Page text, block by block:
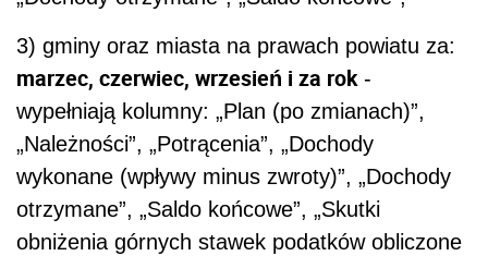
3) gminy oraz miasta na prawach powiatu za:
marzec, czerwiec, wrzesień i za rok-
wypełniają kolumny: „Plan (po zmianach)”,
„Należności”, „Potrącenia”, „Dochody
wykonane (wpływy minus zwroty)”, „Dochody
otrzymane”, „Saldo końcowe”, „Skutki
obniżenia górnych stawek podatków obliczone